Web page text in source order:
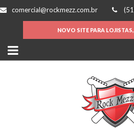
comercial@rockmezz.com.br
NOVO SITE PARA